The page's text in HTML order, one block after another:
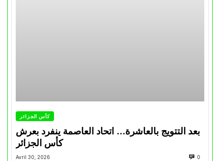
كأس الجزائر
بعد التتويج بالعاشرة… اتحاد العاصمة ينفرد بعرش
كأس الجزائر
Avril 30, 2026 0